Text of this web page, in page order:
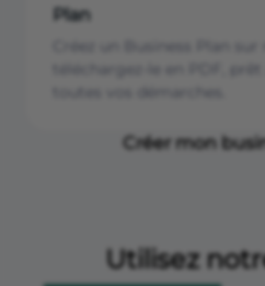
Plan
Créer mon
Utilisez